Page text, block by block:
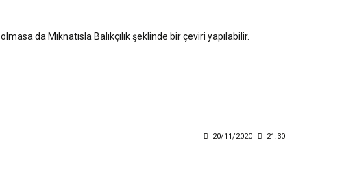
da Mıknatısla Balıkçılık şeklinde bir çeviri yapılabilir.
20/11/2020 21:30